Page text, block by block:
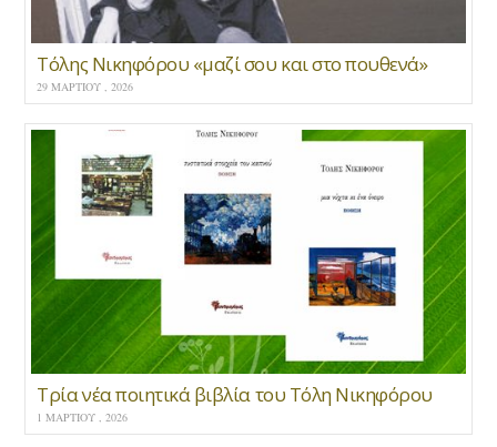
Τόλης Νικηφόρου «μαζί σου και στο πουθενά»
29 ΜΑΡΤΊΟΥ , 2026
Τρία νέα ποιητικά βιβλία του Τόλη Νικηφόρου
1 ΜΑΡΤΊΟΥ , 2026